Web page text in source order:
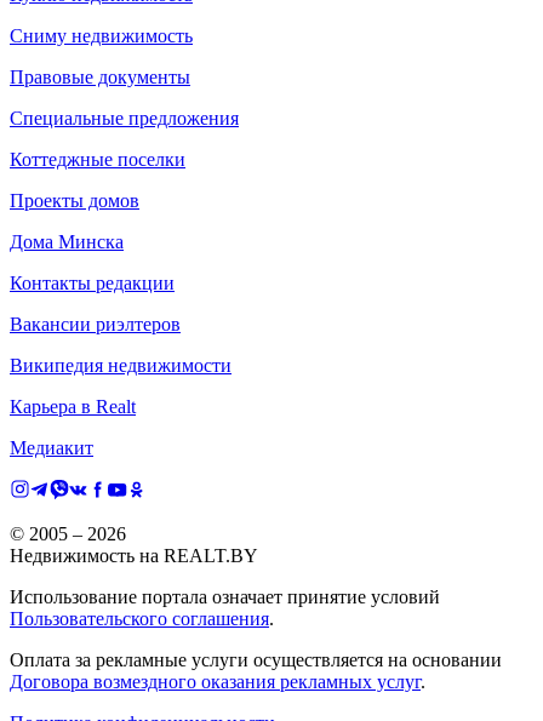
Сниму недвижимость
Правовые документы
Специальные предложения
Коттеджные поселки
Проекты домов
Дома Минска
Контакты редакции
Вакансии риэлтеров
Википедия недвижимости
Карьера в Realt
Медиакит
© 2005 – 2026
Недвижимость на REALT.BY
Использование портала означает принятие условий
Пользовательского соглашения.
Оплата за рекламные услуги осуществляется на основании
Договора возмездного оказания рекламных услуг.